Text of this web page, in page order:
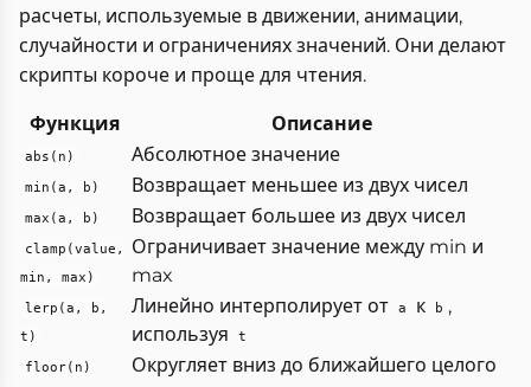
расчеты, используемые в движении, анимации,
случайности и ограничениях значений. Они делают
скрипты короче и проще для чтения.
Функция Описание
abs(n) Абсолютное значение
min(a, b) Возвращает меньшее из двух чисел
max(a, b) Возвращает большее из двух чисел
clamp(value,
min, max)
Ограничивает значение между min и
max
lerp(a, b,
t)
Линейно интерполирует от a к b ,
используя
t
floor(n)
Округляет вниз до ближайшего целого